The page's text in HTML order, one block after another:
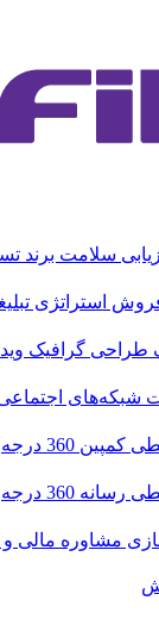
سلامت برند
فروش استراتژی
طراحی گرافیک
شبکه‌های
کمپین 360 درجه
رسانه 360 درجه
مشاوره مالی